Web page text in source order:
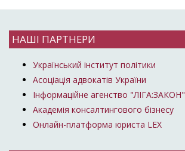
НАШІ ПАРТНЕРИ
Український інститут політики
Асоціація адвокатів України
Інформаційне агенство "ЛІГА:ЗАКОН"
Академія консалтингового бізнесу
Онлайн-платформа юриста LEX